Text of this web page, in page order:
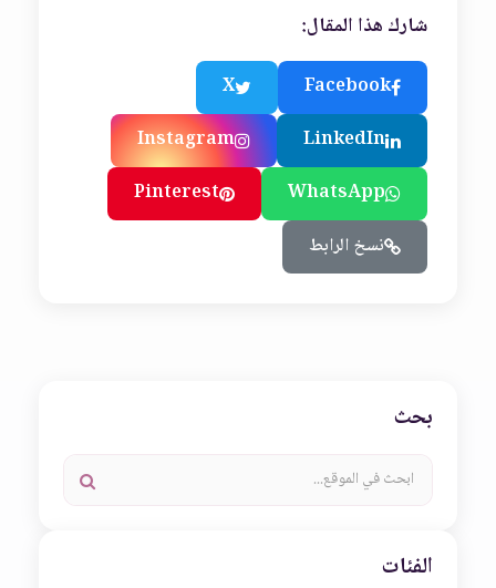
شارك هذا المقال:
Facebook
X
LinkedIn
Instagram
WhatsApp
Pinterest
نسخ الرابط
بحث
الفئات